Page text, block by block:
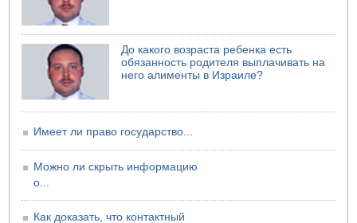
Саудовская Аравия сообщает о нападении хуситов
До какого возраста ребенка есть
обязанность родителя выплачивать на
него алименты в Израиле?
Имеет ли право государство...
Можно ли скрыть информацию
о...
Как доказать, что контактный